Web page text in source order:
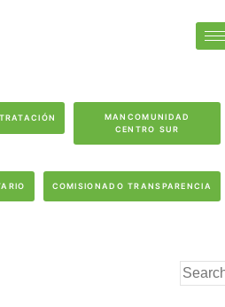
MANCOMUNIDAD
CENTRO SUR
COMISIONADO TRANSPARENCIA